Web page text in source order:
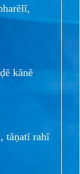
kānē
tāṇatī rahī